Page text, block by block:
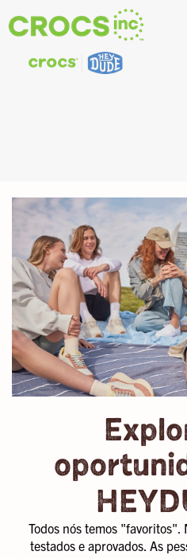
Jobs_BR
Todos nós temos "favoritos".
testados e aprovados. As